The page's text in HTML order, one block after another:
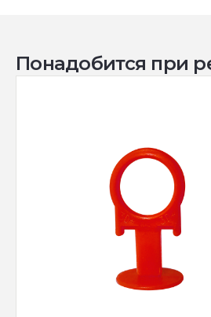
Понадобится при